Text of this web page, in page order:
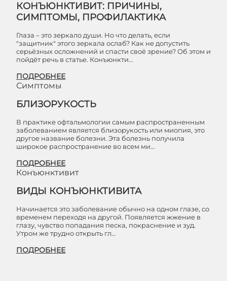
КОНЪЮНКТИВИТ: ПРИЧИНЫ,
СИМПТОМЫ, ПРОФИЛАКТИКА
Глаза – это зеркало души. Но что делать, если
"защитник" этого зеркала ослаб? Как не допустить
серьёзных осложнений и спасти своё зрение? Об этом и
пойдёт речь в статье. Конъюнкти…
ПОДРОБНЕЕ
Симптомы
БЛИЗОРУКОСТЬ
В практике офтальмологии самым распространенным
заболеванием является близорукость или миопия, это
другое название болезни. Эта болезнь получила
широкое распространение во всем ми…
ПОДРОБНЕЕ
Конъюнктивит
ВИДЫ КОНЪЮНКТИВИТА
Начинается это заболевание обычно на одном глазе, со
временем переходя на другой. Появляется жжение в
глазу, чувство попадания песка, покраснение и зуд.
Утром же трудно открыть гл…
ПОДРОБНЕЕ